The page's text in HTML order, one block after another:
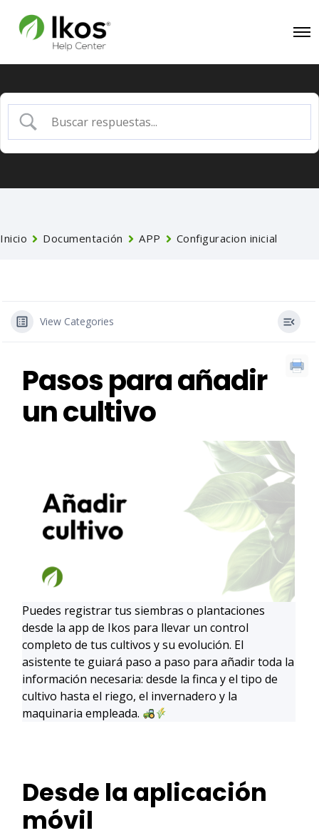
Inicio Documentación APP Configuracion inicial
View Categories
Pasos para añadir
un cultivo
Puedes registrar tus siembras o plantaciones
desde la app de Ikos para llevar un control
completo de tus cultivos y su evolución. El
asistente te guiará paso a paso para añadir toda la
información necesaria: desde la finca y el tipo de
cultivo hasta el riego, el invernadero y la
maquinaria empleada.
Desde la aplicación
móvil